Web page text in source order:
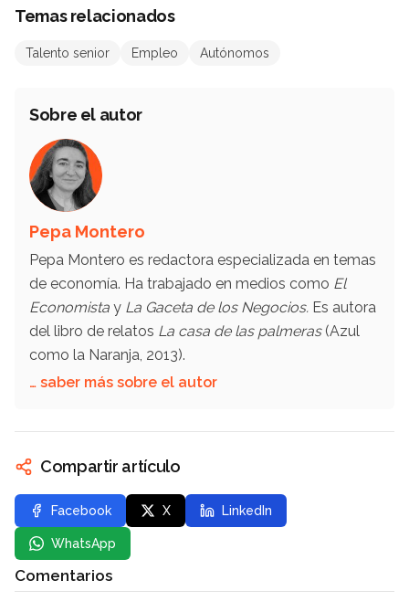
Temas relacionados
Talento senior Empleo Autónomos
Sobre el autor
Pepa Montero
Pepa Montero es redactora especializada en temas
de economía. Ha trabajado en medios como El
Economista y La Gaceta de los Negocios. Es autora
del libro de relatos La casa de las palmeras(Azul
como la Naranja, 2013).
… saber más sobre el autor
Compartir artículo
Facebook X LinkedIn
WhatsApp
Comentarios